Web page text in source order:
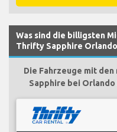
Was sind die billigsten
Thrifty Sapphire
Die Fahrzeuge mit
Sapphire bei